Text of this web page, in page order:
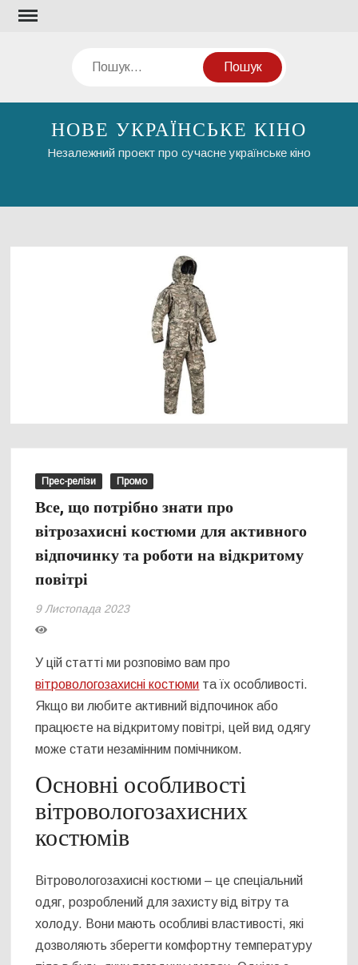
Перейти
Пошук
НОВЕ УКРАЇНСЬКЕ КІНО
Незалежний проект про сучасне українське кіно
Прес-релізи Промо
Все, що потрібно знати про
вітрозахисні костюми для активного
відпочинку та роботи на відкритому
повітрі
9 Листопада 2023
У цій статті ми розповімо вам про
вітровологозахисні костюми та їх особливості.
Якщо ви любите активний відпочинок або
працюєте на відкритому повітрі, цей вид одягу
може стати незамінним помічником.
Основні особливості
вітровологозахисних
костюмів
Вітровологозахисні костюми – це спеціальний
одяг, розроблений для захисту від вітру та
холоду. Вони мають особливі властивості, які
дозволяють зберегти комфортну температуру